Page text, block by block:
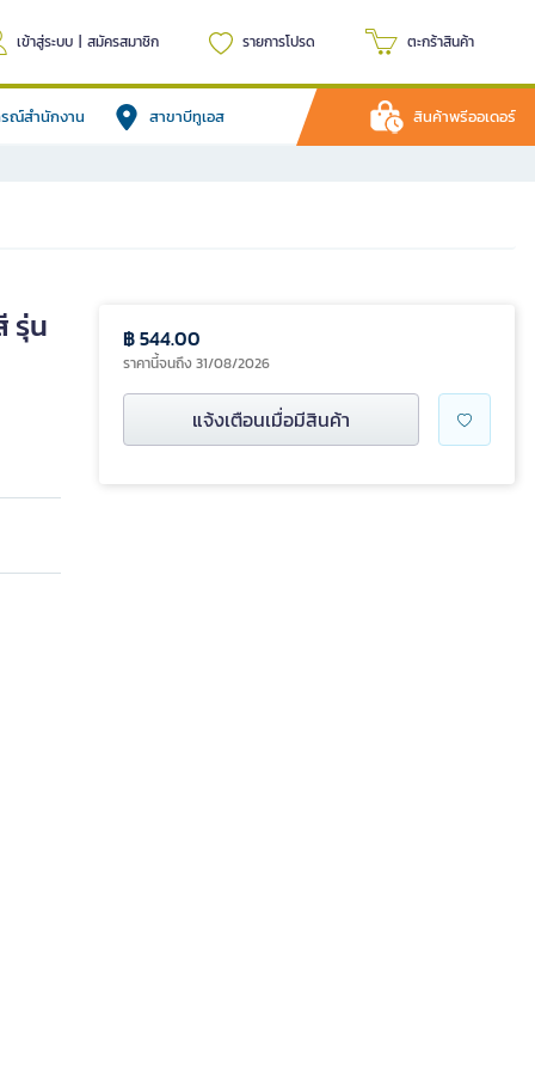
เข้าสู่ระบบ | สมัครสมาชิก รายการโปรด ตะกร้าสินค้า
รณ์สำนักงาน สาขาบีทูเอส สินค้าพรีออเดอร์
รุ่น
฿ 544.00
ราคานี้จนถึง 31/08/2026
แจ้งเตือนเมื่อมีสินค้า